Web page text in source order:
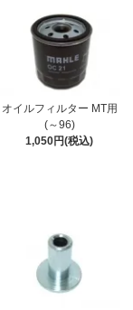
オイルフィルター MT用
(～96)
1,050円(税込)